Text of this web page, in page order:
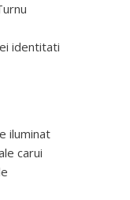
identitati
iluminat
carui